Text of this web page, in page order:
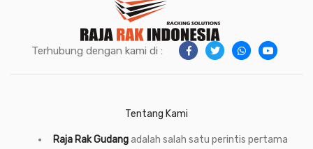
Terhubung dengan kami di :
Tentang Kami
Raja Rak Gudangadalah salah satu perintis pertama